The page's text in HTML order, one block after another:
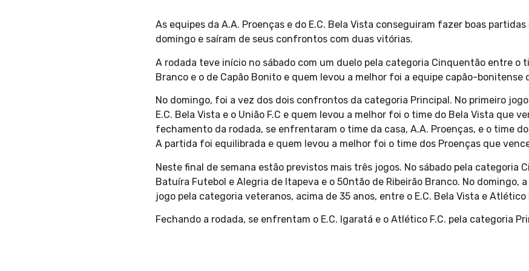
As equipes da A.A. Proenças e do E.C. Bela Vista conseguiram fazer boas
domingo e saíram de seus confrontos com duas vitórias.
A rodada teve início no sábado com um duelo pela categoria Cinquentão entre o
Branco e o de Capão Bonito e quem levou a melhor foi a equipe capão-bonitense
No domingo, foi a vez dos dois confrontos da categoria Principal. No primeiro
E.C. Bela Vista e o União F.C e quem levou a melhor foi o time do Bela Vista que
fechamento da rodada, se enfrentaram o time da casa, A.A. Proenças, e o time do
A partida foi equilibrada e quem levou a melhor foi o time dos Proenças que
Neste final de semana estão previstos mais três jogos. No sábado pela categoria
Batuíra Futebol e Alegria de Itapeva e o 50ntão de Ribeirão Branco. No domingo,
jogo pela categoria veteranos, acima de 35 anos, entre o E.C. Bela Vista e Atlético
Fechando a rodada, se enfrentam o E.C. Igaratá e o Atlético F.C. pela categoria